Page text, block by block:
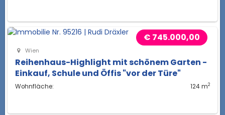
€ 745.000,00
Wien
Reihenhaus-Highlight mit schönem Garten -
Einkauf, Schule und Öffis "vor der Türe"
Wohnfläche: 124 m2